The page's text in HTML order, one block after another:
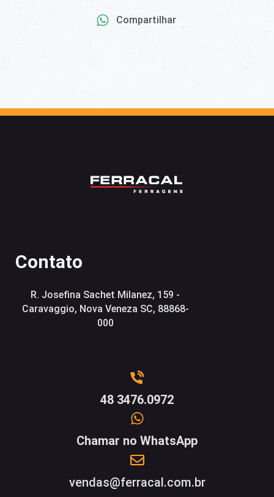
Compartilhar
Contato
R. Josefina Sachet Milanez, 159 -
Caravaggio, Nova Veneza SC, 88868-
000
48 3476.0972
Chamar no WhatsApp
vendas@ferracal.com.br